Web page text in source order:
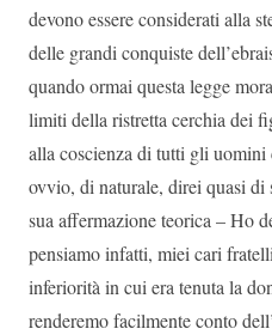
devono essere considerati alla
delle grandi conquiste
quando ormai questa legge
limiti della ristretta cerchia dei
alla coscienza di tutti gli uomini
ovvio, di naturale, direi quasi
sua affermazione teorica – Ho
pensiamo infatti, miei cari
inferiorità in cui era tenuta la
renderemo facilmente conto